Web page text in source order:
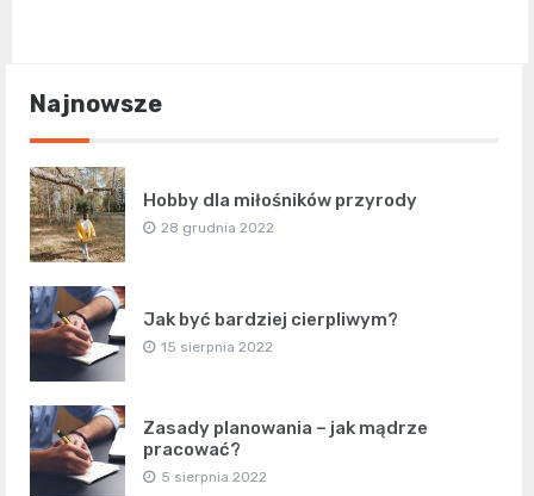
Najnowsze
Hobby dla miłośników przyrody
28 grudnia 2022
Jak być bardziej cierpliwym?
15 sierpnia 2022
Zasady planowania – jak mądrze
pracować?
5 sierpnia 2022